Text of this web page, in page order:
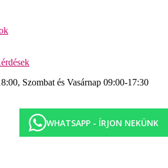
Szombat és Vasárnap 09:00-17:30
WHATSAPP - ÍRJON NEKÜNK